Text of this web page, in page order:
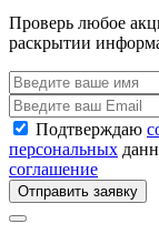
Проверь любое
раскрытии
Подтверждаю
персональных
соглашение
Отправить заявку